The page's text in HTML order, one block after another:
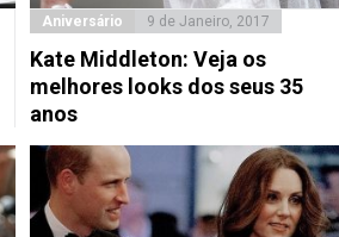
Aniversário 9 de Janeiro, 2017
Kate Middleton: Veja os
melhores looks dos seus 35
anos